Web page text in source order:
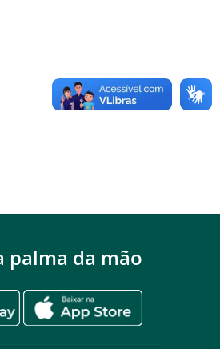
palma da mão